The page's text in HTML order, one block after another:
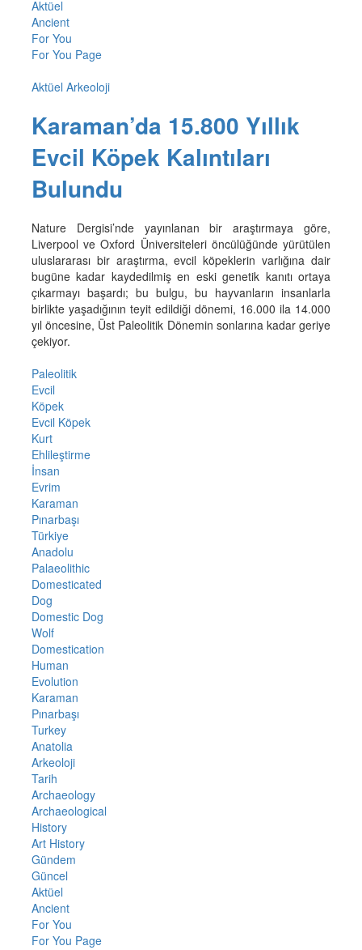
Aktüel
Ancient
For You
For You Page
Aktüel Arkeoloji
Karaman’da 15.800 Yıllık
Evcil Köpek Kalıntıları
Bulundu
Nature Dergisi’nde yayınlanan bir araştırmaya göre,
Liverpool ve Oxford Üniversiteleri öncülüğünde yürütülen
uluslararası bir araştırma, evcil köpeklerin varlığına dair
bugüne kadar kaydedilmiş en eski genetik kanıtı ortaya
çıkarmayı başardı; bu bulgu, bu hayvanların insanlarla
birlikte yaşadığının teyit edildiği dönemi, 16.000 ila 14.000
yıl öncesine, Üst Paleolitik Dönemin sonlarına kadar geriye
çekiyor.
Paleolitik
Evcil
Köpek
Evcil Köpek
Kurt
Ehlileştirme
İnsan
Evrim
Karaman
Pınarbaşı
Türkiye
Anadolu
Palaeolithic
Domesticated
Dog
Domestic Dog
Wolf
Domestication
Human
Evolution
Karaman
Pınarbaşı
Turkey
Anatolia
Arkeoloji
Tarih
Archaeology
Archaeological
History
Art History
Gündem
Güncel
Aktüel
Ancient
For You
For You Page